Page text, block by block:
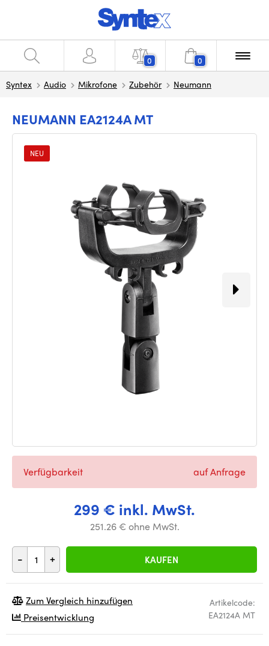
0 0
Syntex Audio Mikrofone Zubehör Neumann
NEUMANN EA2124A MT
NEU
299 € inkl. MwSt.
251.26 € ohne MwSt.
- + KAUFEN
Verfügbarkeit auf Anfrage
Artikelcode:
EA2124A MT
Zum Vergleich hinzufügen
Preisentwicklung